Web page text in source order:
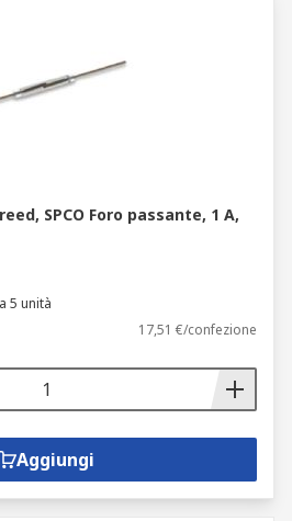
SPCO Foro passante, 1 A,
5 unità
17,51 €/confezione
Aggiungi